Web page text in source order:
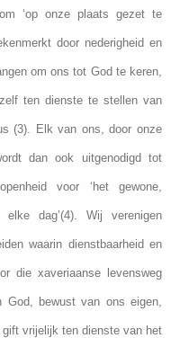
‘op onze plaats gezet te
door nederigheid en
om ons tot God te keren,
ten dienste te stellen van
(3). Elk van ons, door onze
dan ook uitgenodigd tot
voor ‘het gewone,
elke dag’(4). Wij verenigen
waarin dienstbaarheid en
die xaveriaanse levensweg
bewust van ons eigen,
vrijelijk ten dienste van het